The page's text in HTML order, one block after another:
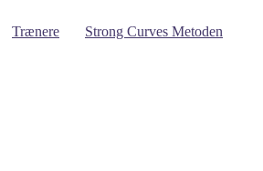
Trænere Strong Curves Metoden